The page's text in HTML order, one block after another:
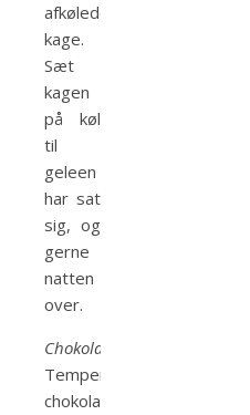
afkølede
kage.
Sæt
kagen
på køl
til
geleen
har sat
sig, og
gerne
natten
over.
Chokoladespiraler
Temperér
chokoladen